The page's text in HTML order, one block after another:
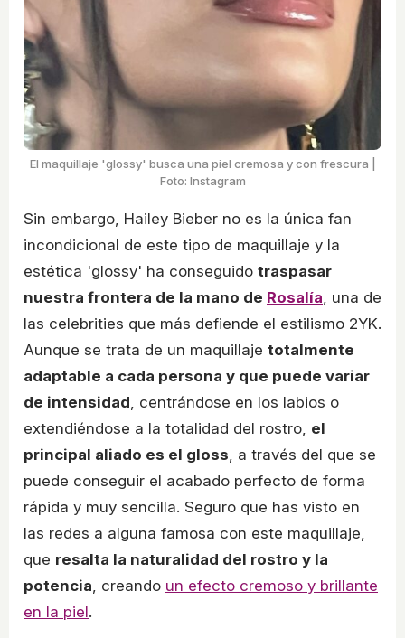
El maquillaje 'glossy' busca una piel cremosa y con frescura |
Foto: Instagram
Sin embargo, Hailey Bieber no es la única fan
incondicional de este tipo de maquillaje y la
estética 'glossy' ha conseguido traspasar
nuestra frontera de la mano de Rosalía , una de
las celebrities que más defiende el estilismo 2YK.
Aunque se trata de un maquillaje totalmente
adaptable a cada persona y que puede variar
de intensidad , centrándose en los labios o
extendiéndose a la totalidad del rostro, el
principal aliado es el gloss , a través del que se
puede conseguir el acabado perfecto de forma
rápida y muy sencilla. Seguro que has visto en
las redes a alguna famosa con este maquillaje,
que resalta la naturalidad del rostro y la
potencia , creando un efecto cremoso y brillante
en la piel.